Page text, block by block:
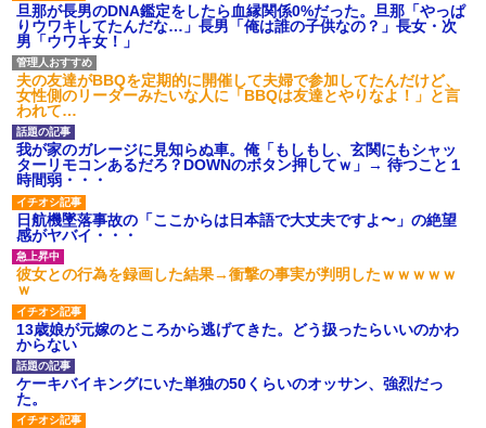
旦那が長男のDNA鑑定をしたら血縁関係0%だった。旦那「やっぱ
りウワキしてたんだな…」長男「俺は誰の子供なの？」長女・次
男「ウワキ女！」
夫の友達がBBQを定期的に開催して夫婦で参加してたんだけど、
女性側のリーダーみたいな人に「BBQは友達とやりなよ！」と言
われて…
我が家のガレージに見知らぬ車。俺「もしもし、玄関にもシャッ
ターリモコンあるだろ？DOWNのボタン押してｗ」→ 待つこと１
時間弱・・・
日航機墜落事故の「ここからは日本語で大丈夫ですよ〜」の絶望
感がヤバイ・・・
彼女との行為を録画した結果→衝撃の事実が判明したｗｗｗｗｗ
ｗ
13歳娘が元嫁のところから逃げてきた。どう扱ったらいいのかわ
からない
ケーキバイキングにいた単独の50くらいのオッサン、強烈だっ
た。